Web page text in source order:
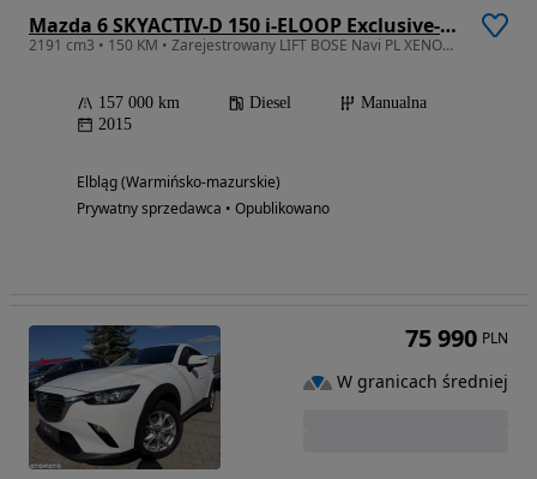
Mazda 6 SKYACTIV-D 150 i-ELOOP Exclusive-Line
2191 cm3 • 150 KM • Zarejestrowany LIFT BOSE Navi PL XENON Skóra El. Fotele 2xParktronic
157 000 km Diesel
Manualna
2015
Elbląg (Warmińsko-mazurskie)
Prywatny sprzedawca • Opublikowano
75 990 PLN
W granicach średniej